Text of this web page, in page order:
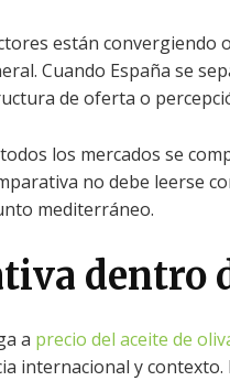
están convergiendo
Cuando España se
de oferta o
los mercados se
no debe leerse
mediterráneo.
dentro
a precio del aceite de
internacional y